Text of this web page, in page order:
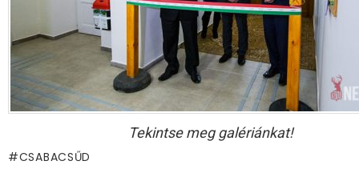
Tekintse meg galériánkat!
CSABACSŰD